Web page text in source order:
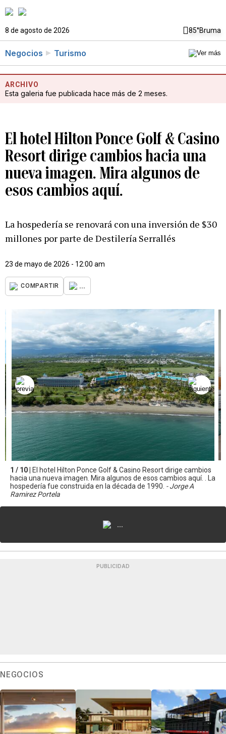
8 de agosto de 2026 85°Bruma
Negocios Turismo
ARCHIVO
Esta galeria fue publicada hace más de 2 meses.
El hotel Hilton Ponce Golf & Casino
Resort dirige cambios hacia una
nueva imagen. Mira algunos de
esos cambios aquí.
La hospedería se renovará con una inversión de $30
millones por parte de Destilería Serrallés
23 de mayo de 2026 - 12:00 am
COMPARTIR ...
1 / 10 |
El hotel Hilton Ponce Golf & Casino Resort dirige cambios
hacia una nueva imagen. Mira algunos de esos cambios aquí. . La
hospedería fue construida en la década de 1990. - Jorge A
Ramirez Portela
...
PUBLICIDAD
NEGOCIOS